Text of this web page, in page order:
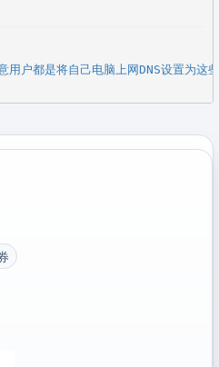
户都是将自己电脑上网DNS设置为这